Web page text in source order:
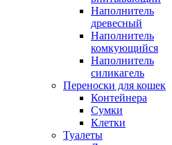
Наполнитель
древесный
Наполнитель
комкующийся
Наполнитель
силикагель
Переноски для кошек
Контейнера
Сумки
Клетки
Туалеты